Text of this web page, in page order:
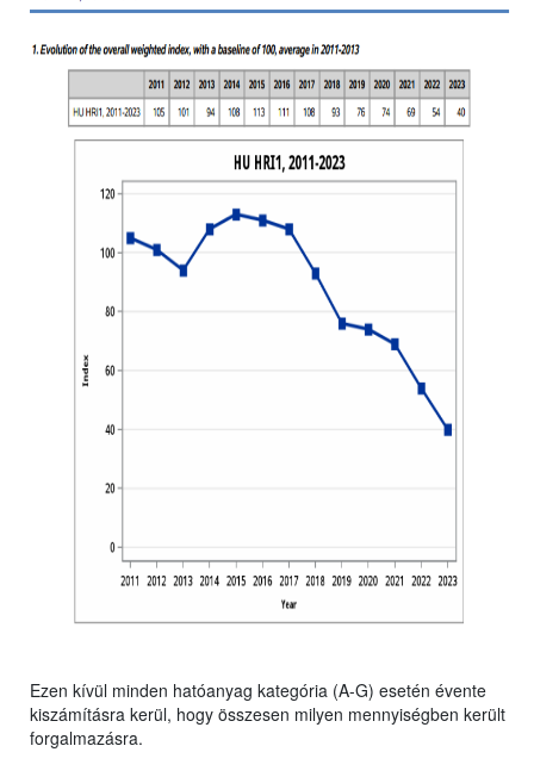
Ezen kívül minden hatóanyag kategória (A-G) esetén évente
kiszámításra kerül, hogy összesen milyen mennyiségben került
forgalmazásra.